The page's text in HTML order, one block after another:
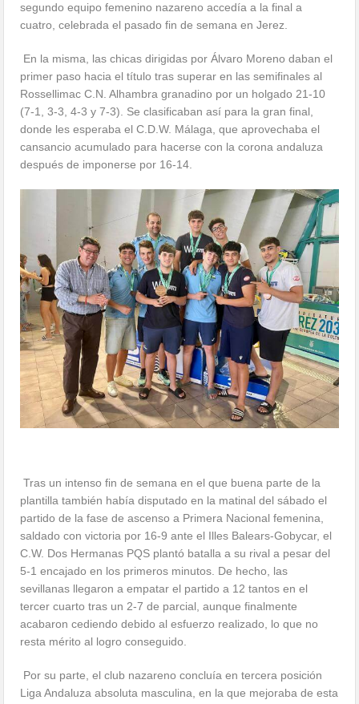
segundo equipo femenino nazareno accedía a la final a
cuatro, celebrada el pasado fin de semana en Jerez.
En la misma, las chicas dirigidas por Álvaro Moreno daban el
primer paso hacia el título tras superar en las semifinales al
Rossellimac C.N. Alhambra granadino por un holgado 21-10
(7-1, 3-3, 4-3 y 7-3). Se clasificaban así para la gran final,
donde les esperaba el C.D.W. Málaga, que aprovechaba el
cansancio acumulado para hacerse con la corona andaluza
después de imponerse por 16-14.
Tras un intenso fin de semana en el que buena parte de la
plantilla también había disputado en la matinal del sábado el
partido de la fase de ascenso a Primera Nacional femenina,
saldado con victoria por 16-9 ante el Illes Balears-Gobycar, el
C.W. Dos Hermanas PQS plantó batalla a su rival a pesar del
5-1 encajado en los primeros minutos. De hecho, las
sevillanas llegaron a empatar el partido a 12 tantos en el
tercer cuarto tras un 2-7 de parcial, aunque finalmente
acabaron cediendo debido al esfuerzo realizado, lo que no
resta mérito al logro conseguido.
Por su parte, el club nazareno concluía en tercera posición
Liga Andaluza absoluta masculina, en la que mejoraba de esta